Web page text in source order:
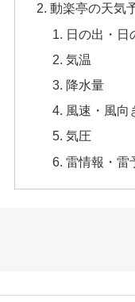
動楽亭の天気
日の出・日
気温
降水量
風速・風向
気圧
雷情報・雷